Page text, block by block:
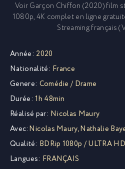
Voir Garçon Chiffon (2020) film
1080p, 4K complet en ligne
Streaming français
Année: 2020
Nationalité: France
Genere: Comédie / Drame
Durée: 1h 48min
Réalisé par: Nicolas Maury
Avec:Nicolas Maury,Nathalie
Qualité: BDRip 1080p / ULTRA
Langues: FRANÇAIS